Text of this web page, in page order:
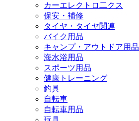
カーエレクトロ二クス
保安・補修
タイヤ・タイヤ関連
バイク用品
キャンプ・アウトドア用品
海水浴用品
スポーツ用品
健康トレーニング
釣具
自転車
自転車用品